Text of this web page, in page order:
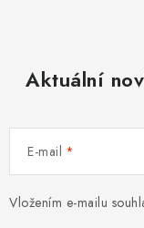
Aktuální
E-mail
Vložením e-mailu